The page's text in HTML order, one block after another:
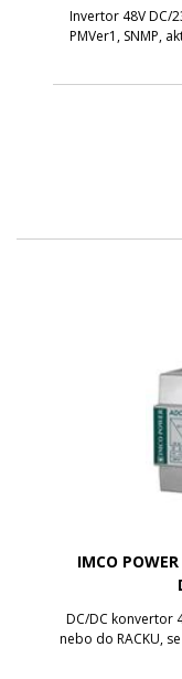
Invertor 48V DC/
PMVer1, SNMP,
IMCO
DC/DC konvertor
nebo do RACKU,